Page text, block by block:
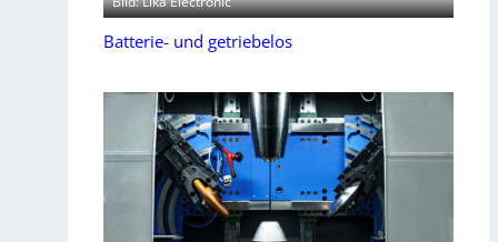
Batterie- und getriebelos